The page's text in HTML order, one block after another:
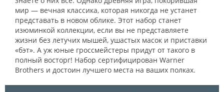
мир — вечная классика, которая никогда не устанет
представать в новом облике. Этот набор станет
изюминкой коллекции, если вы не представляете
жизни без летучих мышей, ушастых масок и приставки
«бэт». А уж юные гроссмейстеры придут от такого в
полный восторг! Набор сертифицирован Warner
Brothers и достоин лучшего места на ваших полках.